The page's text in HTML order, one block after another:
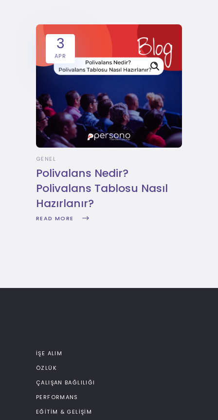
3
APR
GENEL
Polivalans Nedir?
Polivalans Tablosu Nasıl
Hazırlanır?
READ MORE
İŞE ALIM
ÖZLÜK
ÇALIŞAN BAĞLILIĞI
PERFORMANS
EĞITIM & GELIŞIM